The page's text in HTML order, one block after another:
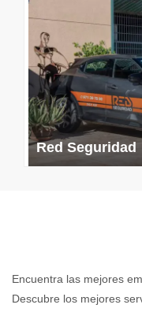
Red Seguridad
Encuentra las mejores
Descubre los mejores